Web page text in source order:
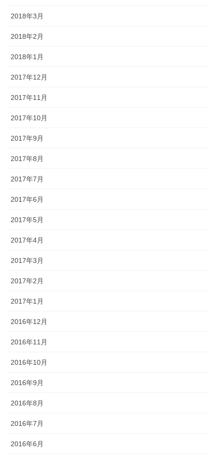
2018年3月
2018年2月
2018年1月
2017年12月
2017年11月
2017年10月
2017年9月
2017年8月
2017年7月
2017年6月
2017年5月
2017年4月
2017年3月
2017年2月
2017年1月
2016年12月
2016年11月
2016年10月
2016年9月
2016年8月
2016年7月
2016年6月